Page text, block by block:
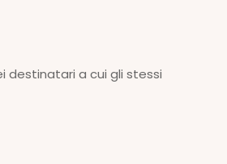
destinatari a cui gli stessi